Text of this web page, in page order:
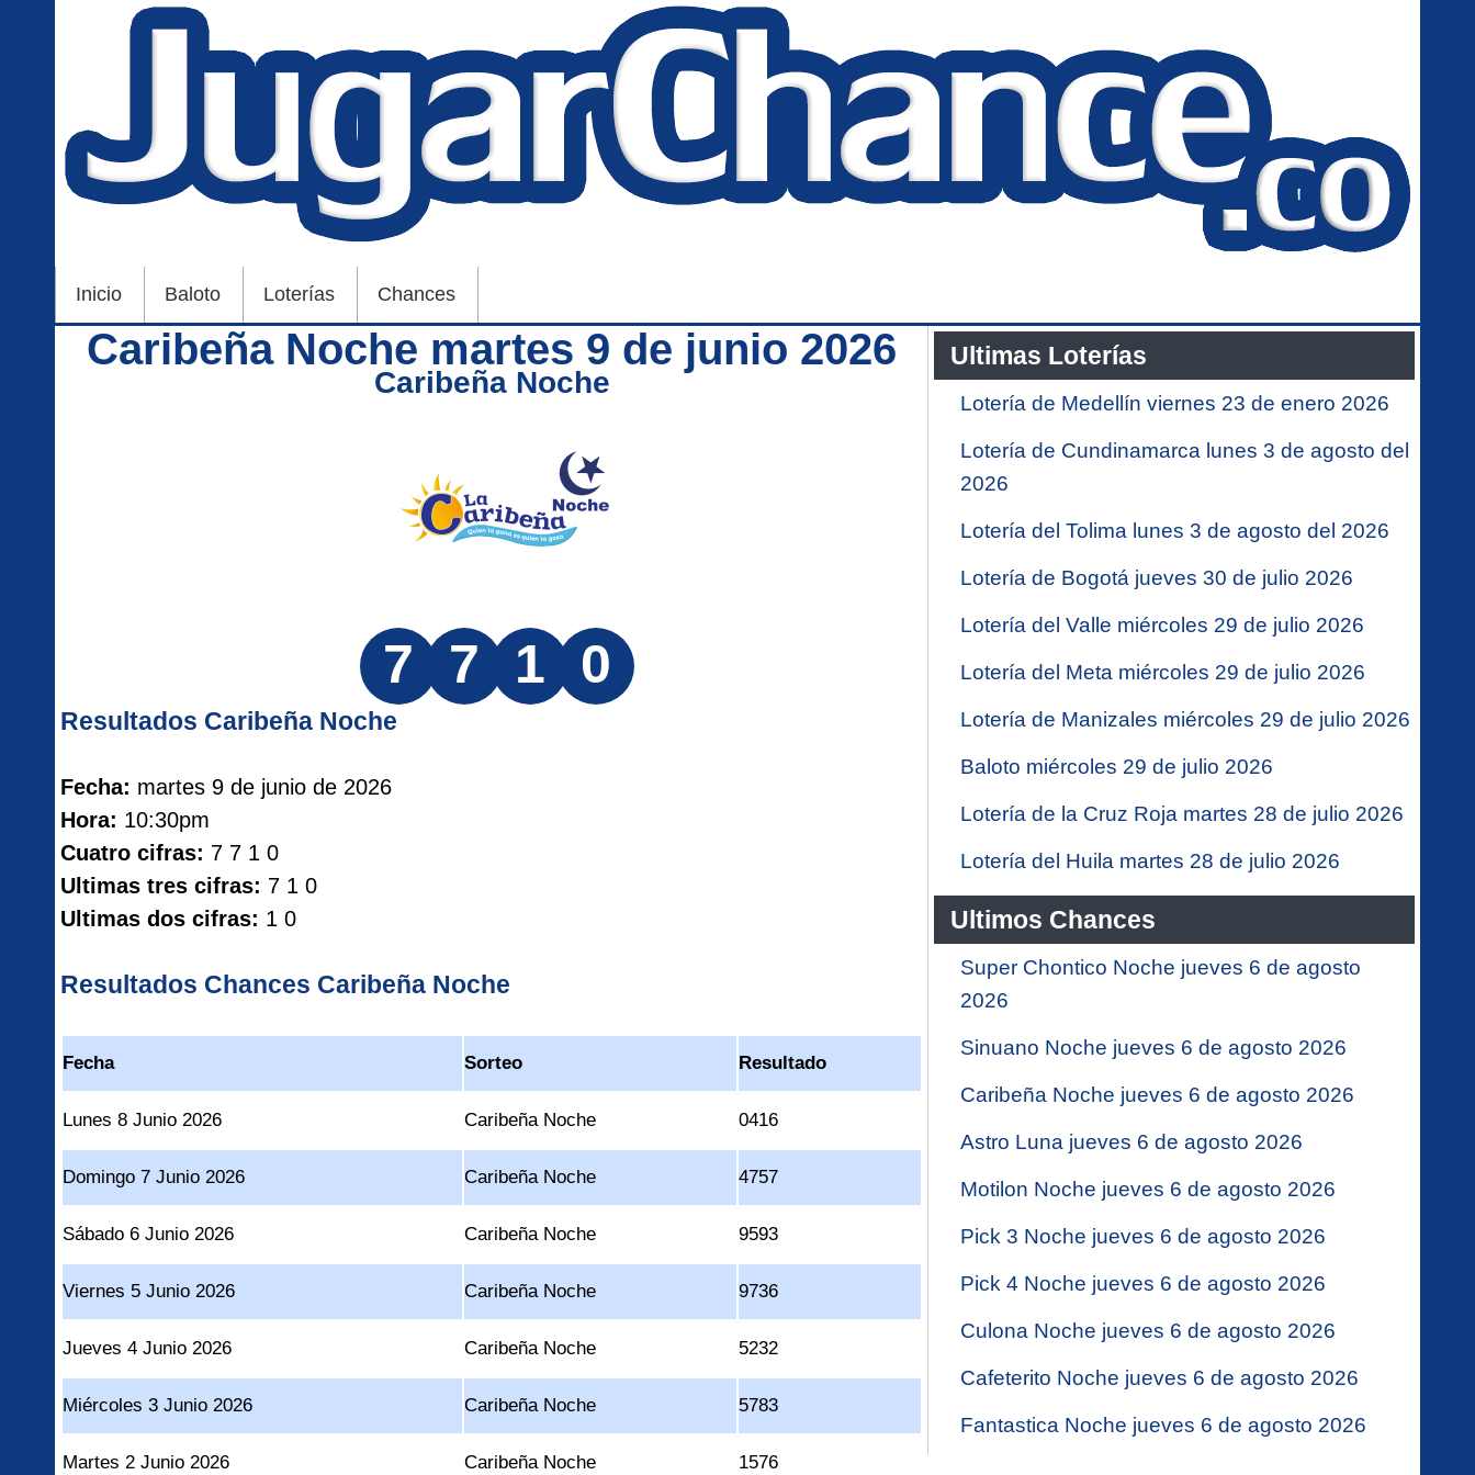
Inicio Baloto Loterías Chances
Caribeña Noche martes 9 de junio 2026
Caribeña Noche
7 7 1 0
Resultados Caribeña Noche
Fecha: martes 9 de junio de 2026
Hora: 10:30pm
Cuatro cifras: 7 7 1 0
Ultimas tres cifras: 7 1 0
Ultimas dos cifras: 1 0
Resultados Chances Caribeña Noche
Fecha Sorteo Resultado
Lunes 8 Junio 2026 Caribeña Noche 0416
Domingo 7 Junio 2026 Caribeña Noche 4757
Sábado 6 Junio 2026 Caribeña Noche 9593
Viernes 5 Junio 2026 Caribeña Noche 9736
Jueves 4 Junio 2026 Caribeña Noche 5232
Miércoles 3 Junio 2026 Caribeña Noche 5783
Martes 2 Junio 2026 Caribeña Noche 1576
Ultimas Loterías
Lotería de Medellín viernes 23 de enero 2026
Lotería de Cundinamarca lunes 3 de agosto del
2026
Lotería del Tolima lunes 3 de agosto del 2026
Lotería de Bogotá jueves 30 de julio 2026
Lotería del Valle miércoles 29 de julio 2026
Lotería del Meta miércoles 29 de julio 2026
Lotería de Manizales miércoles 29 de julio 2026
Baloto miércoles 29 de julio 2026
Lotería de la Cruz Roja martes 28 de julio 2026
Lotería del Huila martes 28 de julio 2026
Ultimos Chances
Super Chontico Noche jueves 6 de agosto
2026
Sinuano Noche jueves 6 de agosto 2026
Caribeña Noche jueves 6 de agosto 2026
Astro Luna jueves 6 de agosto 2026
Motilon Noche jueves 6 de agosto 2026
Pick 3 Noche jueves 6 de agosto 2026
Pick 4 Noche jueves 6 de agosto 2026
Culona Noche jueves 6 de agosto 2026
Cafeterito Noche jueves 6 de agosto 2026
Fantastica Noche jueves 6 de agosto 2026